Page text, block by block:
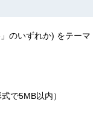
のいずれか) をテーマ
で5MB以内）